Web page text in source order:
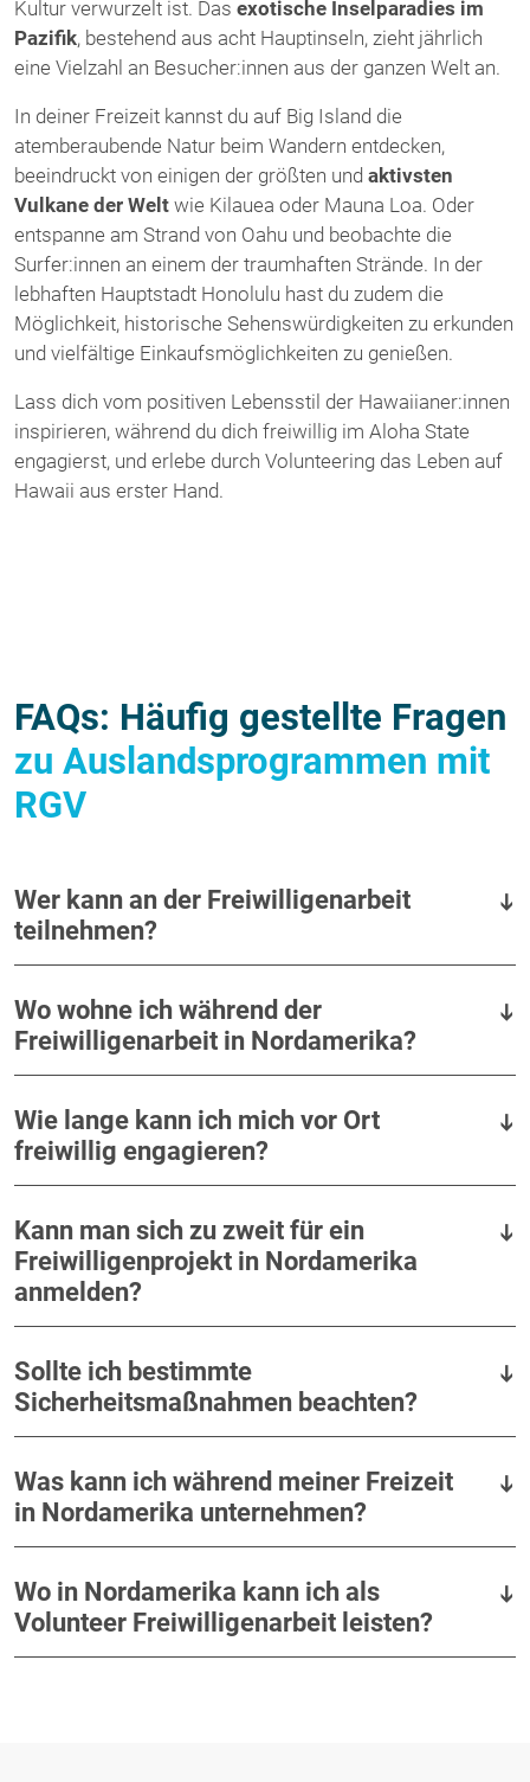
Kultur verwurzelt ist. Das exotische Inselparadies im
Pazifik, bestehend aus acht Hauptinseln, zieht jährlich
eine Vielzahl an Besucher:innen aus der ganzen Welt an.
In deiner Freizeit kannst du auf Big Island die
atemberaubende Natur beim Wandern entdecken,
beeindruckt von einigen der größten und aktivsten
Vulkane der Welt wie Kilauea oder Mauna Loa. Oder
entspanne am Strand von Oahu und beobachte die
Surfer:innen an einem der traumhaften Strände. In der
lebhaften Hauptstadt Honolulu hast du zudem die
Möglichkeit, historische Sehenswürdigkeiten zu erkunden
und vielfältige Einkaufsmöglichkeiten zu genießen.
Lass dich vom positiven Lebensstil der Hawaiianer:innen
inspirieren, während du dich freiwillig im Aloha State
engagierst, und erlebe durch Volunteering das Leben auf
Hawaii aus erster Hand.
FAQs: Häufig gestellte Fragen
zu Auslandsprogrammen mit
RGV
Wer kann an der Freiwilligenarbeit
teilnehmen?
Wo wohne ich während der
Freiwilligenarbeit in Nordamerika?
Wie lange kann ich mich vor Ort
freiwillig engagieren?
Kann man sich zu zweit für ein
Freiwilligenprojekt in Nordamerika
anmelden?
Sollte ich bestimmte
Sicherheitsmaßnahmen beachten?
Was kann ich während meiner Freizeit
in Nordamerika unternehmen?
Wo in Nordamerika kann ich als
Volunteer Freiwilligenarbeit leisten?